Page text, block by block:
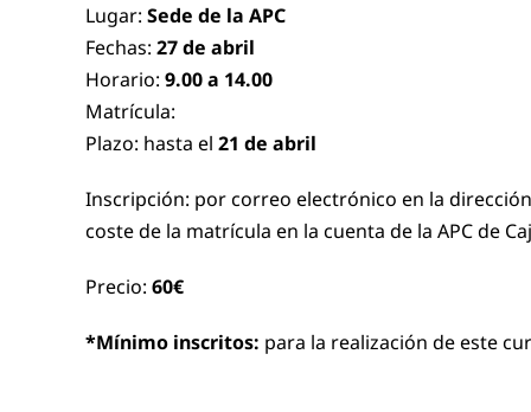
Lugar: Sede de la APC
Fechas: 27 de abril
Horario: 9.00 a 14.00
Matrícula:
Plazo: hasta el 21 de abril
Inscripción: por correo electrónico en la dirección
coste de la matrícula en la cuenta de la APC de
Precio: 60€
*Mínimo inscritos: para la realización de este